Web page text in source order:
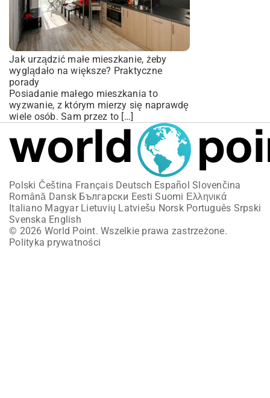
Jak urządzić małe mieszkanie, żeby
wyglądało na większe? Praktyczne
porady
Posiadanie małego mieszkania to
wyzwanie, z którym mierzy się naprawdę
wiele osób. Sam przez to […]
Polski Čeština Français Deutsch Español Slovenčina
Română Dansk Български Eesti Suomi Ελληνικά
Italiano Magyar Lietuvių Latviešu Norsk Português Srpski
Svenska English
© 2026 World Point. Wszelkie prawa zastrzeżone.
Polityka prywatności